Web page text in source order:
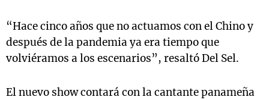
“Hace cinco años que no actuamos con el Chino y
después de la pandemia ya era tiempo que
volviéramos a los escenarios”, resaltó Del Sel.
El nuevo show contará con la cantante panameña